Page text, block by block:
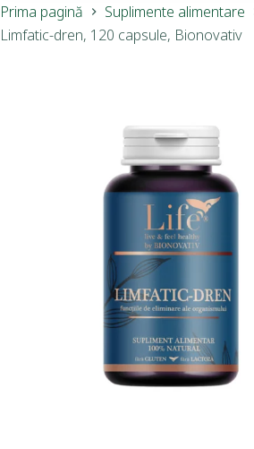
Prima pagină Suplimente alimentare
Limfatic-dren, 120 capsule, Bionovativ